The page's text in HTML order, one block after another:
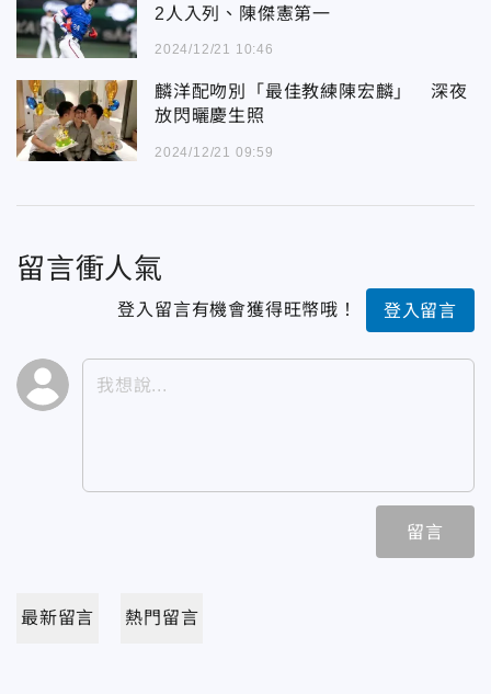
2人入列、陳傑憲第一
2024/12/21 10:46
麟洋配吻別「最佳教練陳宏麟」 深夜
放閃曬慶生照
2024/12/21 09:59
留言衝人氣
登入留言有機會獲得旺幣哦！ 登入留言
留言
最新留言 熱門留言